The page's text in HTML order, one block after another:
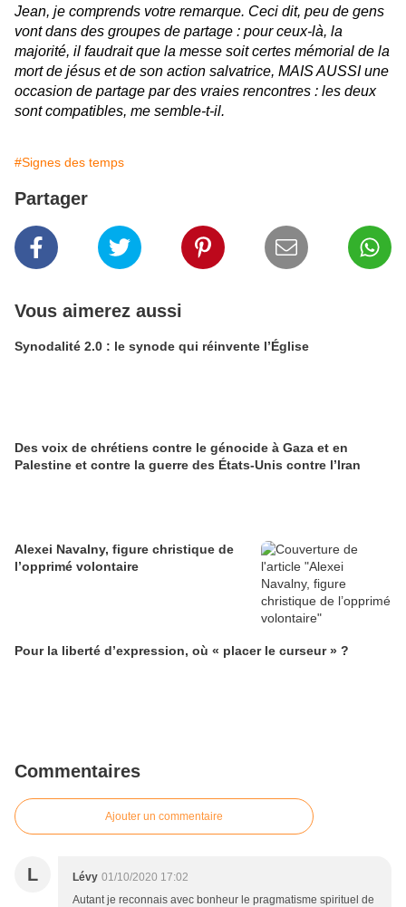
Jean, je comprends votre remarque. Ceci dit, peu de gens
vont dans des groupes de partage : pour ceux-là, la
majorité, il faudrait que la messe soit certes mémorial de la
mort de jésus et de son action salvatrice, MAIS AUSSI une
occasion de partage par des vraies rencontres : les deux
sont compatibles, me semble-t-il.
#Signes des temps
Partager
Vous aimerez aussi
Synodalité 2.0 : le synode qui réinvente l’Église
Des voix de chrétiens contre le génocide à Gaza et en
Palestine et contre la guerre des États-Unis contre l’Iran
Alexei Navalny, figure christique de
l’opprimé volontaire
Pour la liberté d’expression, où « placer le curseur » ?
Commentaires
Ajouter un commentaire
L Lévy 01/10/2020 17:02
Autant je reconnais avec bonheur le pragmatisme spirituel de